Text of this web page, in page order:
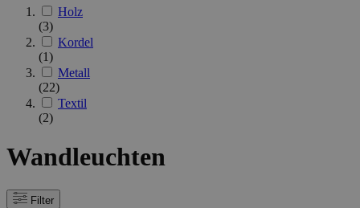
Holz
(3)
Kordel
(1)
Metall
(22)
Textil
(2)
Wandleuchten
Filter